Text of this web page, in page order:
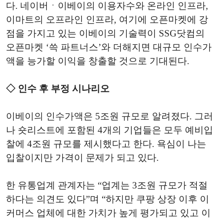
다. 네이버ㆍ이베이의 이용자수와 온라인 인프라,
이마트의 오프라인 인프라, 여기에 오픈마켓에 강
점을 가지고 있는 이베이의 기술력이 SSG닷컴의
오픈마켓 ‘쓱 파트너스’와 더해지면 대규모 인수가
액을 능가할 이익을 창출할 것으로 기대된다.
◇ 인수 후 부정 시나리오
이베이의 인수가액은 5조원 규모로 알려졌다. 그러
나 숏리스트에 포함된 4개의 기업들은 모두 예비입
찰에 4조원 규모를 제시했다고 한다. 욕심이 나는
입찰이지만 가격이 문제가 되고 있다.
한 유통업계 관계자는 “업계는 3조원 규모가 적절
하다는 의견도 있다”며 “하지만 쿠팡 상장 이후 이
커머스 업체에 대한 가치가 높게 평가되고 있고 이